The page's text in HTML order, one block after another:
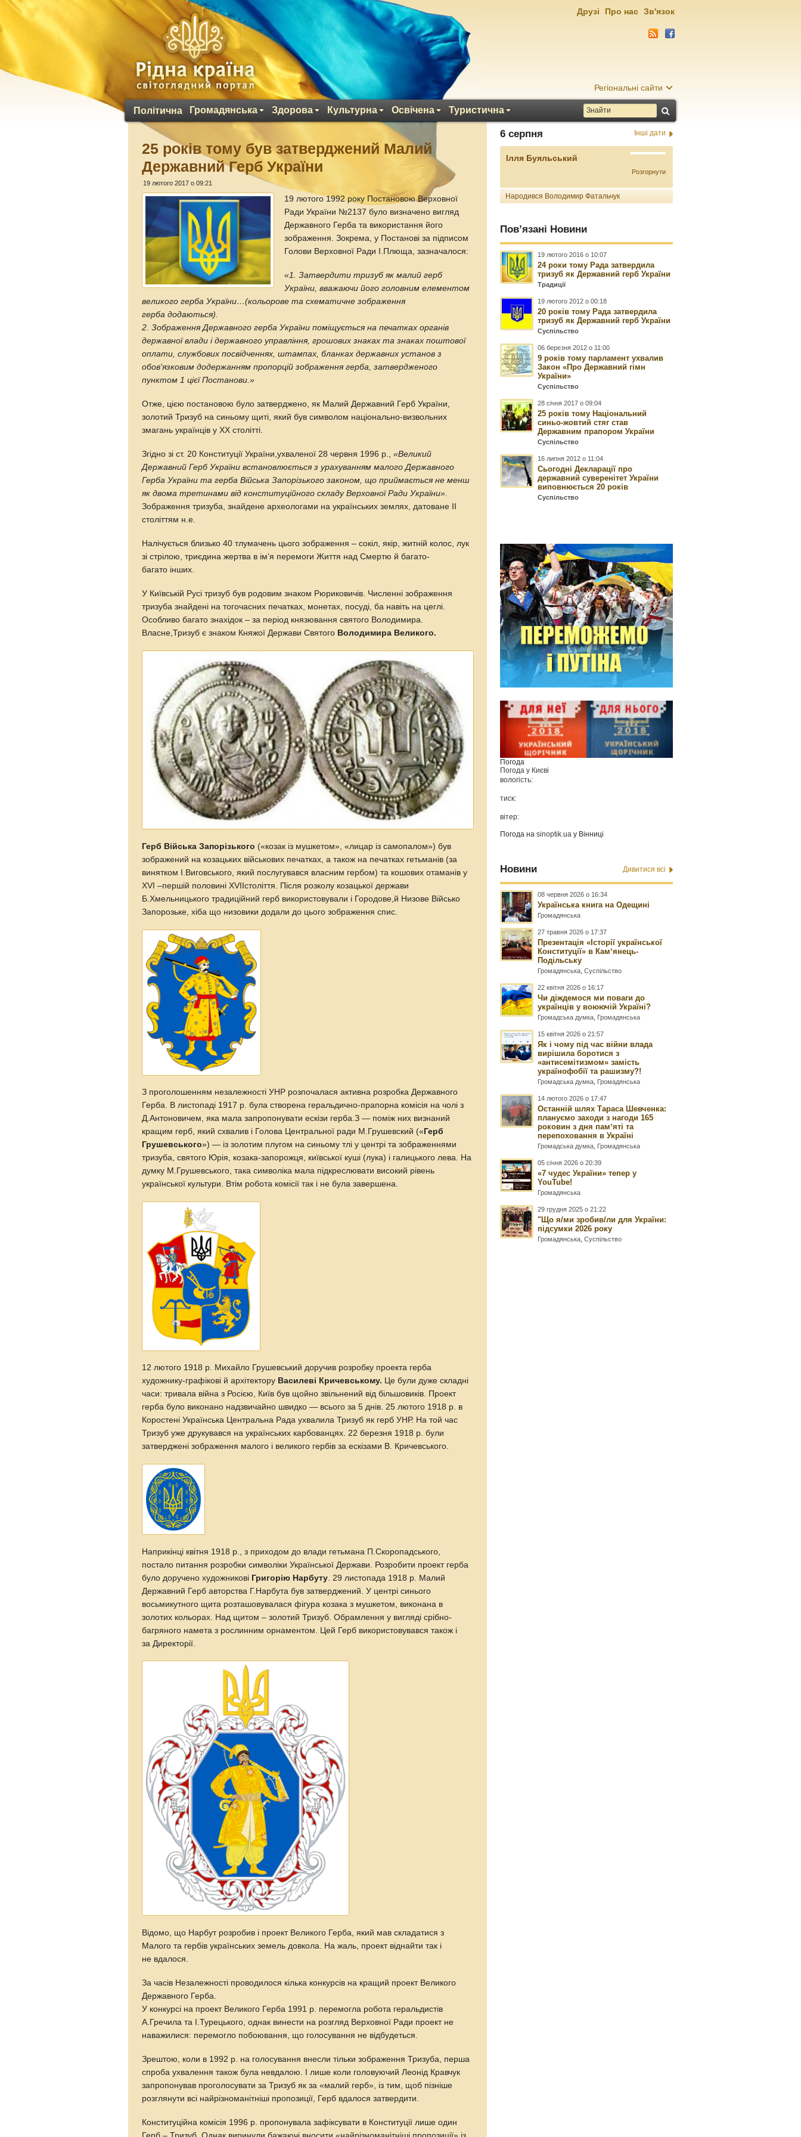
Регіональні сайти
Політична Громадянська Здорова Культурна Освічена Туристична
Друзі Про нас Зв'язок
25 років тому був затверджений Малий
Державний Герб України
19 лютого 2017 о 09:21
19 лютого 1992 року Постановою Верховної
Ради України №2137 було визначено вигляд
Державного Герба та використання його
зображення. Зокрема, у Постанові за підписом
Голови Верховної Ради І.Плюща, зазначалося:
«1. Затвердити тризуб як малий герб
України, вважаючи його головним елементом
великого герба України…(кольорове та схематичне зображення
герба додаються).
2. Зображення Державного герба України поміщується на печатках органів
державної влади і державного управління, грошових знаках та знаках поштової
оплати, службових посвідченнях, штампах, бланках державних установ з
обов'язковим додержанням пропорцій зображення герба, затвердженого
пунктом 1 цієї Постанови.»
Отже, цією постановою було затверджено, як Малий Державний Герб України,
золотий Тризуб на синьому щиті, який був символом національно-визвольних
змагань українців у ХХ столітті.
Згідно зі ст. 20 Конституції України,ухваленої 28 червня 1996 р.,«Великий
Державний Герб України встановлюється з урахуванням малого Державного
Герба України та герба Війська Запорізького законом, що приймається не менш
як двома третинами від конституційного складу Верховної Ради України».
Зображення тризуба, знайдене археологами на українських землях, датоване ІІ
століттям н.е.
Налічується близько 40 тлумачень цього зображення – сокіл, якір, житній колос, лук
зі стрілою, триєдина жертва в ім’я перемоги Життя над Смертю й багато-
багато інших.
У Київській Русі тризуб був родовим знаком Рюриковичів. Численні зображення
тризуба знайдені на тогочасних печатках, монетах, посуді, ба навіть на цеглі.
Особливо багато знахідок – за період князювання святого Володимира.
Власне,Тризуб є знаком Княжої Держави Святого Володимира Великого.
Герб Війська Запорізького («козак із мушкетом», «лицар із самопалом») був
зображений на козацьких військових печатках, а також на печатках гетьманів (за
винятком І.Виговського, який послугувався власним гербом) та кошових отаманів у
XVI –першій половині XVIIстоліття. Після розколу козацької держави
Б.Хмельницького традиційний герб використовували і Городове,й Низове Військо
Запорозьке, хіба що низовики додали до цього зображення спис.
З проголошенням незалежності УНР розпочалася активна розробка Державного
Герба. В листопаді 1917 р. була створена геральдично-прапорна комісія на чолі з
Д.Антоновичем, яка мала запропонувати ескізи герба.З — поміж них визнаний
кращим герб, який схвалив і Голова Центральної ради М.Грушевский (« Герб
Грушевського») — із золотим плугом на синьому тлі у центрі та зображеннями
тризуба, святого Юрія, козака-запорожця, київської куші (лука) і галицького лева. На
думку М.Грушевського, така символіка мала підкреслювати високий рівень
української культури. Втім робота комісії так і не була завершена.
12 лютого 1918 р. Михайло Грушевський доручив розробку проекта герба
художнику-графікові й архітектору Василеві Кричевському. Це були дуже складні
часи: тривала війна з Росією, Київ був щойно звільнений від більшовиків. Проект
герба було виконано надзвичайно швидко — всього за 5 днів. 25 лютого 1918 р. в
Коростені Українська Центральна Рада ухвалила Тризуб як герб УНР. На той час
Тризуб уже друкувався на українських карбованцях. 22 березня 1918 р. були
затверджені зображення малого і великого гербів за ескізами В. Кричевського.
Наприкінці квітня 1918 р., з приходом до влади гетьмана П.Скоропадського,
постало питання розробки символіки Української Держави. Розробити проект герба
було доручено художникові Григорію Нарбуту . 29 листопада 1918 р. Малий
Державний Герб авторства Г.Нарбута був затверджений. У центрі синього
восьмикутного щита розташовувалася фігура козака з мушкетом, виконана в
золотих кольорах. Над щитом – золотий Тризуб. Обрамлення у вигляді срібно-
багряного намета з рослинним орнаментом. Цей Герб використовувався також і
за Директорії.
Відомо, що Нарбут розробив і проект Великого Герба, який мав складатися з
Малого та гербів українських земель довкола. На жаль, проект віднайти так і
не вдалося.
За часів Незалежності проводилося кілька конкурсів на кращий проект Великого
Державного Герба.
У конкурсі на проект Великого Герба 1991 р. перемогла робота геральдистів
А.Гречила та І.Турецького, однак винести на розгляд Верховної Ради проект не
наважилися: перемогло побоювання, що голосування не відбудеться.
Зрештою, коли в 1992 р. на голосування внесли тільки зображення Тризуба, перша
спроба ухвалення також була невдалою. І лише коли головуючий Леонід Кравчук
запропонував проголосувати за Тризуб як за «малий герб», із тим, щоб пізніше
розглянути всі найрізноманітніші пропозиції, Герб вдалося затвердити.
Конституційна комісія 1996 р. пропонувала зафіксувати в Конституції лише один
6 серпня Інші дати
Ілля Буяльський
Розгорнути
Народився Володимир Фатальчук
Пов’язані Новини
19 лютого 2016 о 10:07
24 роки тому Рада затвердила
тризуб як Державний герб України
Традиції
19 лютого 2012 о 00:18
20 років тому Рада затвердила
тризуб як Державний герб України
Суспільство
06 березня 2012 о 11:00
9 років тому парламент ухвалив
Закон «Про Державний гімн
України»
Суспільство
28 січня 2017 о 09:04
25 років тому Національний
синьо-жовтий стяг став
Державним прапором України
Суспільство
16 липня 2012 о 11:04
Сьогодні Декларації про
державний суверенітет України
виповнюється 20 років
Суспільство
Погода
Погода у Києві
вологість:
тиск:
вітер:
Погода наsinoptik.ua у Вінниці
Новини Дивитися всі
08 червня 2026 о 16:34
Українська книга на Одещині
Громадянська
27 травня 2026 о 17:37
Презентація «Історії української
Конституції» в Камʼянець-
Подільську
Громадянська ,Суспільство
22 квітня 2026 о 16:17
Чи діждемося ми поваги до
українців у воюючій Україні?
Громадська думка Громадянська
15 квітня 2026 о 21:57
Як і чому під час війни влада
вирішила боротися з
«антисемітизмом» замість
українофобії та рашизму?!
Громадська думка Громадянська
14 лютого 2026 о 17:47
Останній шлях Тараса Шевченка:
плануємо заходи з нагоди 165
роковин з дня памʼяті та
перепоховання в Україні
Громадська думка Громадянська
05 січня 2026 о 20:39
«7 чудес України» тепер у
YouTube!
Громадянська
29 грудня 2025 о 21:22
"Що я/ми зробив/ли для України:
підсумки 2026 року
Громадянська ,Суспільство